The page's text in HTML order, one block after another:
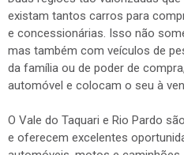
existam tantos carros para
e concessionárias. Isso não
mas também com veículos de
da família ou de poder de
automóvel e colocam o seu à
O Vale do Taquari e Rio Pardo
e oferecem excelentes